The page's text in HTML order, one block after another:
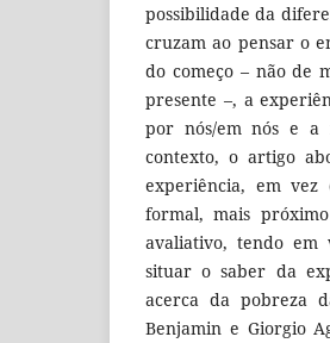
possibilidade da
cruzam ao pensar o
do começo – não de
presente –, a
por nós/em nós e a
contexto, o artigo
experiência, em vez
formal, mais
avaliativo, tendo em
situar o saber da
acerca da pobreza
Benjamin e Giorgio